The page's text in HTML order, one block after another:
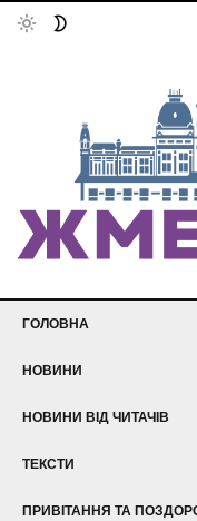
ГОЛОВНА
НОВИНИ
НОВИНИ ВІД ЧИТАЧІВ
ТЕКСТИ
ПРИВІТАННЯ ТА